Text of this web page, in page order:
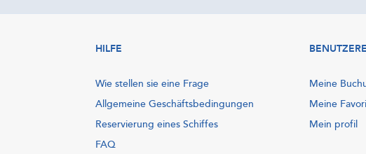
HILFE
Wie stellen sie eine Frage
Allgemeine Geschäftsbedingungen
Reservierung eines Schiffes
FAQ
Meine
Meine
Mein profil